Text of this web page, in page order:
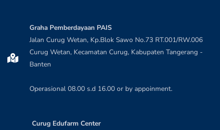
Graha Pemberdayaan PAIS
Jalan Curug Wetan, Kp.Blok Sawo No.73 RT.001/RW.006
Curug Wetan, Kecamatan Curug, Kabupaten Tangerang -
Banten
Operasional 08.00 s.d 16.00 or by appoinment.
Curug Edufarm Center